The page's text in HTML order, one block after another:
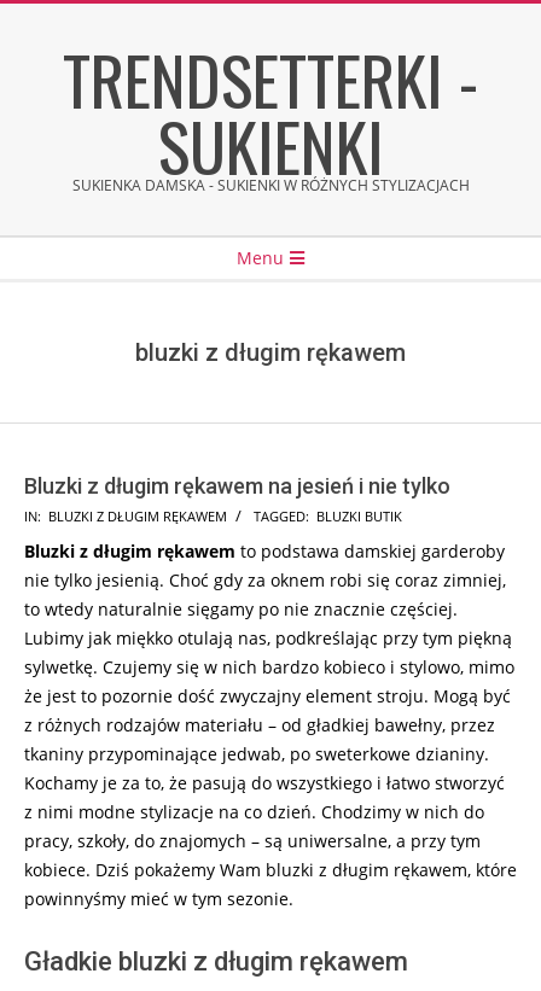
TRENDSETTERKI -
SUKIENKI
SUKIENKA DAMSKA - SUKIENKI W RÓŻNYCH STYLIZACJACH
Menu
bluzki z długim rękawem
Bluzki z długim rękawem na jesień i nie tylko
2025-
09-
30
IN: BLUZKI Z DŁUGIM RĘKAWEM TAGGED: BLUZKI BUTIK
Bluzki z długim rękawem to podstawa damskiej garderoby
nie tylko jesienią. Choć gdy za oknem robi się coraz zimniej,
to wtedy naturalnie sięgamy po nie znacznie częściej.
Lubimy jak miękko otulają nas, podkreślając przy tym piękną
sylwetkę. Czujemy się w nich bardzo kobieco i stylowo, mimo
że jest to pozornie dość zwyczajny element stroju. Mogą być
z różnych rodzajów materiału – od gładkiej bawełny, przez
tkaniny przypominające jedwab, po sweterkowe dzianiny.
Kochamy je za to, że pasują do wszystkiego i łatwo stworzyć
z nimi modne stylizacje na co dzień. Chodzimy w nich do
pracy, szkoły, do znajomych – są uniwersalne, a przy tym
kobiece. Dziś pokażemy Wam bluzki z długim rękawem, które
powinnyśmy mieć w tym sezonie.
Gładkie bluzki z długim rękawem